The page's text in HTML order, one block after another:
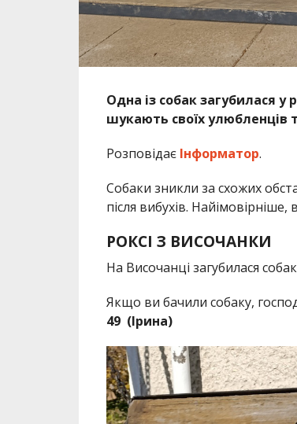
Одна із собак загубилася у
шукають своїх улюбленців
Розповідає Інформатор.
Собаки зникли за схожих
після вибухів.
РОКСІ З ВИСОЧАНКИ
На Височанці загубилася
Якщо ви бачили собаку,
49 (Ірина)